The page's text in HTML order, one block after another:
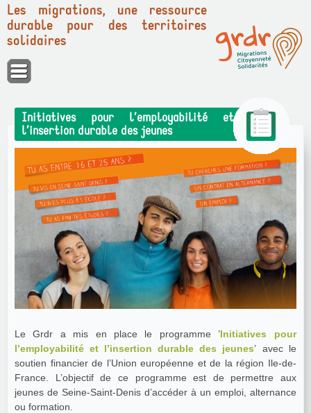
Panneau de gestion des cookies
Les migrations, une ressource
durable pour des territoires
solidaires
Initiatives pour l’employabilité et
l’insertion durable des jeunes
Le Grdr a mis en place le programme ’Initiatives pour
l’employabilité et l’insertion durable des jeunes’ avec le
soutien financier de l’Union européenne et de la région Ile-de-
France. L’objectif de ce programme est de permettre aux
jeunes de Seine-Saint-Denis d’accéder à un emploi, alternance
ou formation.